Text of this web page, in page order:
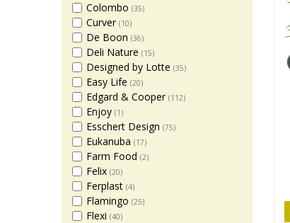
Colombo (35)
Curver (10)
De Boon (36)
Deli Nature (15)
Designed by Lotte (35)
Easy Life (20)
Edgard & Cooper (112)
Enjoy (1)
Esschert Design (75)
Eukanuba (17)
Farm Food (2)
Felix (20)
Ferplast (4)
Flamingo (25)
Flexi (40)